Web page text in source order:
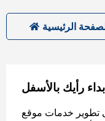
الرئيسية
رأيك بالأسفل
تطوير خدمات موقع